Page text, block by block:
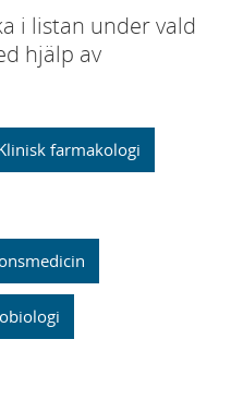
i listan under vald
hjälp av
farmakologi